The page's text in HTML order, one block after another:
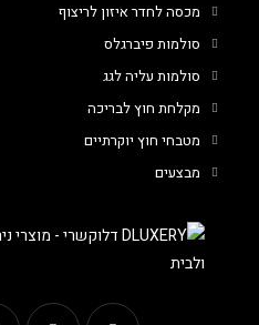
מכסה לחדר איזון לריצוף
סולמות פיברגלס
סולמות עליה לגג
מקלחת חוץ לבריכה
מטבחי חוץ יוקרתיים
מבצעים